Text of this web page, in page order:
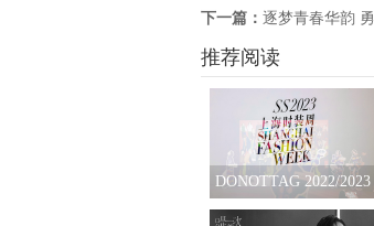
下一篇： 逐梦青春华韵
推荐阅读
DONOTTAG 2022/2023
时装创意秀开启，众星